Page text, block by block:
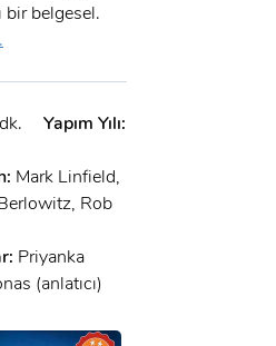
bir belgesel.
Yapım Yılı:
Mark Linfield,
Rob
Priyanka
(anlatıcı)